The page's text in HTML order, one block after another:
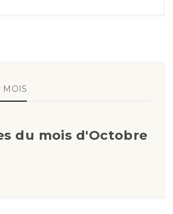
MOIS
du mois d'Octobre